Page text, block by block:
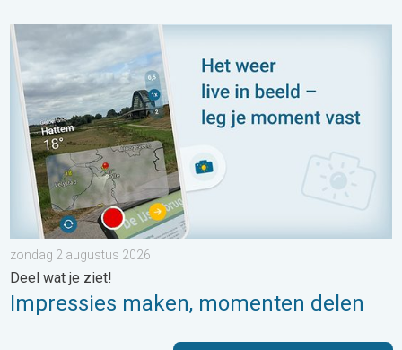
Impressies maken, momenten delen. Deel wat je ziet!. . .
zondag 2 augustus 2026
Deel wat je ziet!
Impressies maken, momenten delen